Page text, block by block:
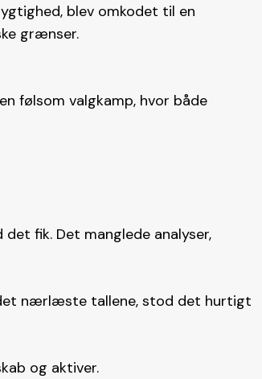
blev omkodet til en
grænser.
følsom valgkamp, hvor både
fik. Det manglede analyser,
nærlæste tallene, stod det hurtigt
og aktiver.